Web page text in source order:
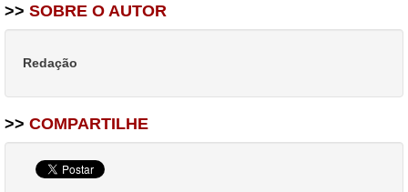
>> SOBRE O AUTOR
Redação
>> COMPARTILHE